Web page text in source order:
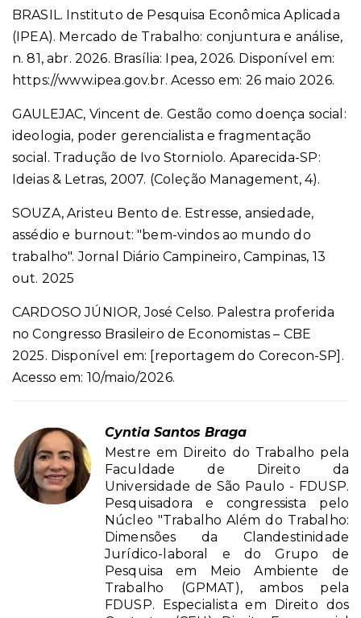
BRASIL. Instituto de Pesquisa Econômica Aplicada
(IPEA). Mercado de Trabalho: conjuntura e análise,
n. 81, abr. 2026. Brasília: Ipea, 2026. Disponível em:
https://www.ipea.gov.br. Acesso em: 26 maio 2026.
GAULEJAC, Vincent de. Gestão como doença social:
ideologia, poder gerencialista e fragmentação
social. Tradução de Ivo Storniolo. Aparecida-SP:
Ideias & Letras, 2007. (Coleção Management, 4).
SOUZA, Aristeu Bento de. Estresse, ansiedade,
assédio e burnout: "bem-vindos ao mundo do
trabalho". Jornal Diário Campineiro, Campinas, 13
out. 2025
CARDOSO JÚNIOR, José Celso. Palestra proferida
no Congresso Brasileiro de Economistas – CBE
2025. Disponível em: [reportagem do Corecon-SP].
Acesso em: 10/maio/2026.
Cyntia Santos Braga
Mestre em Direito do Trabalho pela
Faculdade de Direito da
Universidade de São Paulo - FDUSP.
Pesquisadora e congressista pelo
Núcleo "Trabalho Além do Trabalho:
Dimensões da Clandestinidade
Jurídico-laboral e do Grupo de
Pesquisa em Meio Ambiente de
Trabalho (GPMAT), ambos pela
FDUSP. Especialista em Direito dos